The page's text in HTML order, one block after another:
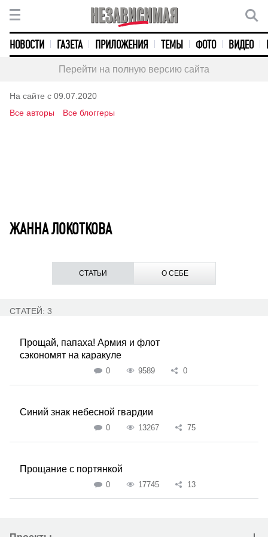
НОВОСТИ ГАЗЕТА ПРИЛОЖЕНИЯ ТЕМЫ ФОТО ВИДЕО
Перейти на полную версию сайта
На сайте с 09.07.2020
Все авторы
Все блоггеры
ЖАННА ЛОКОТКОВА
СТАТЬИ О СЕБЕ
СТАТЕЙ: 3
Прощай, папаха! Армия и флот
сэкономят на каракуле
0 9589 0
Синий знак небесной гвардии
0 13267 75
Прощание с портянкой
0 17745 13